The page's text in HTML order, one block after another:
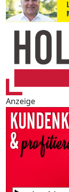
Anzeige